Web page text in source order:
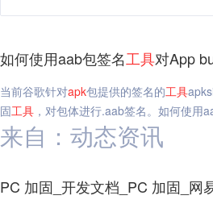
如何使用aab包签名工具对App
当前谷歌针对apk包提供的签名的工具
固工具 ，对包体进行.aab签名。如何使用
来自：动态资讯
PC 加固_开发文档_PC 加固_网